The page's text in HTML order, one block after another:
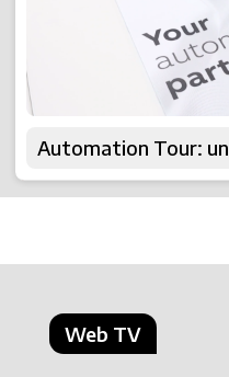
Automation Tour: un
Web TV